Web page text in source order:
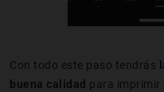
Con todo este paso tendrás
buena calidad para imprimir